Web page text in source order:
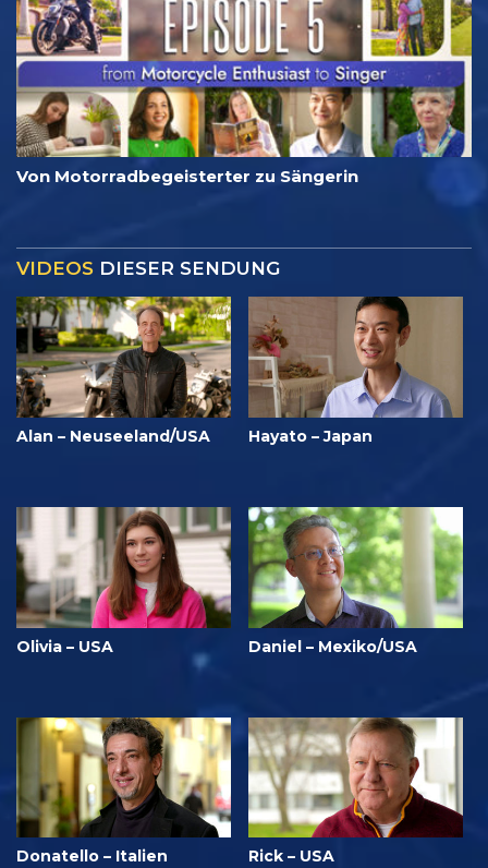
Von Motorradbegeisterter zu Sängerin
VIDEOS DIESER SENDUNG
Alan – Neuseeland/USA Hayato – Japan
Olivia – USA Daniel – Mexiko/USA
Donatello – Italien Rick – USA